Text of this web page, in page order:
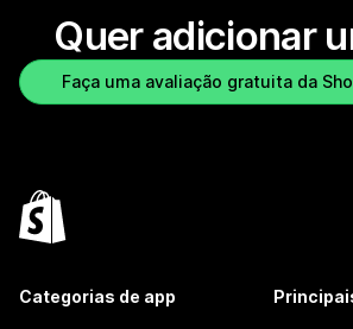
Quer adicionar
Faça uma avaliação gratuita da
Categorias de app